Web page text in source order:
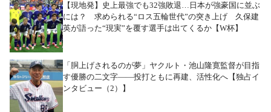
【現地発】史上最強でも32強敗退…日本が強豪国に並ぶ
には？ 求められる“ロス五輪世代”の突き上げ 久保建
英が語った“現実”を覆す選手は出てくるか【W杯】
「胴上げされるのが夢」ヤクルト・池山隆寛監督が目指
す優勝の二文字――投打ともに再建、活性化へ【独占イ
ンタビュー（2）】